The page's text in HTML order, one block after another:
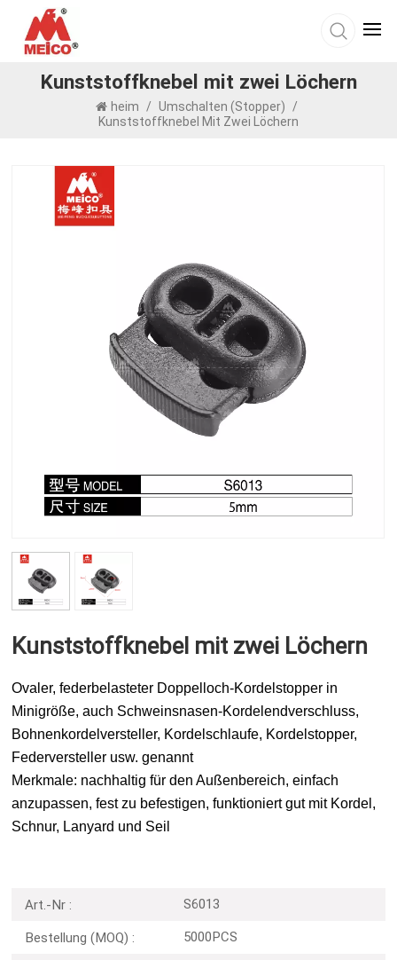
Kunststoffknebel mit zwei Löchern
heim / Umschalten (Stopper)
/
Kunststoffknebel Mit Zwei Löchern
Kunststoffknebel mit zwei Löchern
Ovaler, federbelasteter Doppelloch-Kordelstopper in
Minigröße, auch Schweinsnasen-Kordelendverschluss,
Bohnenkordelversteller, Kordelschlaufe, Kordelstopper,
Federversteller usw. genannt
Merkmale: nachhaltig für den Außenbereich, einfach
anzupassen, fest zu befestigen, funktioniert gut mit Kordel,
Schnur, Lanyard und Seil
Art.-Nr : S6013
Bestellung (MOQ) : 5000PCS